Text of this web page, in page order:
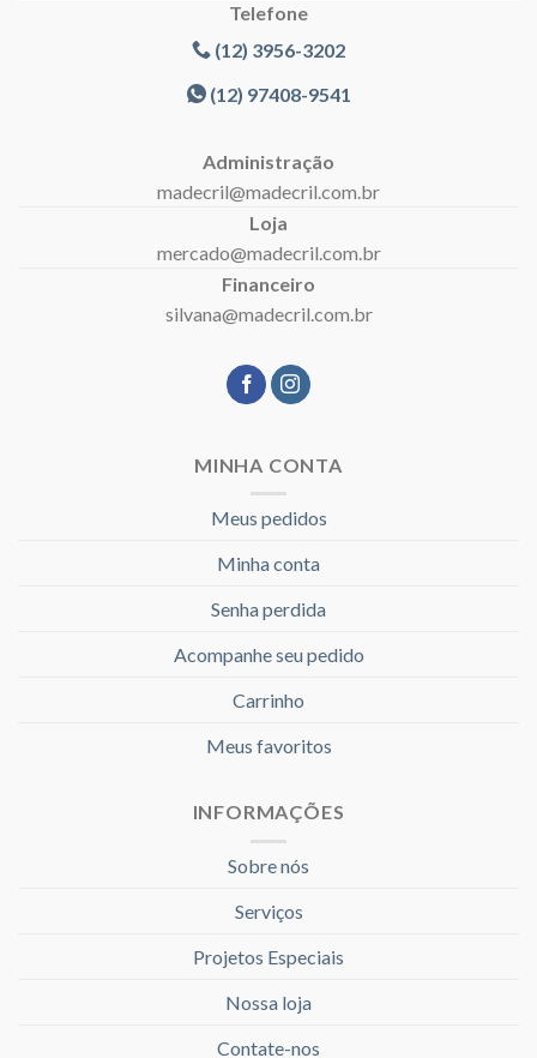
Telefone
(12) 3956-3202
(12) 97408-9541
Administração
madecril@madecril.com.br
Loja
mercado@madecril.com.br
Financeiro
silvana@madecril.com.br
MINHA CONTA
Meus pedidos
Minha conta
Senha perdida
Acompanhe seu pedido
Carrinho
Meus favoritos
INFORMAÇÕES
Sobre nós
Serviços
Projetos Especiais
Nossa loja
Contate-nos